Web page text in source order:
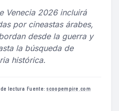
Venecia 2026 incluirá
por cineastas árabes,
desde la guerra y
la búsqueda de
histórica.
lectura ·Fuente: scoopempire.com